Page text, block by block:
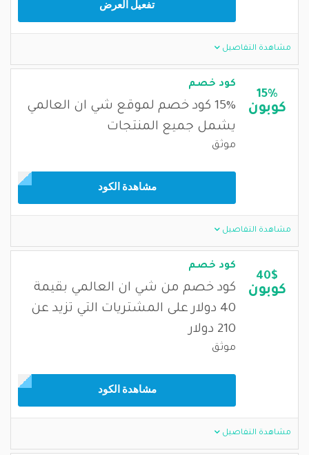
تفعيل العرض
مشاهدة التفاصيل
15%
كوبون
كود خصم
15% كود خصم لموقع شي ان العالمي
يشمل جميع المنتجات
موثق
مشاهدة الكود
مشاهدة التفاصيل
40$
كوبون
كود خصم
كود خصم من شي ان العالمي بقيمة
40 دولار على المشتريات التي تزيد عن
210 دولار
موثق
مشاهدة الكود
مشاهدة التفاصيل